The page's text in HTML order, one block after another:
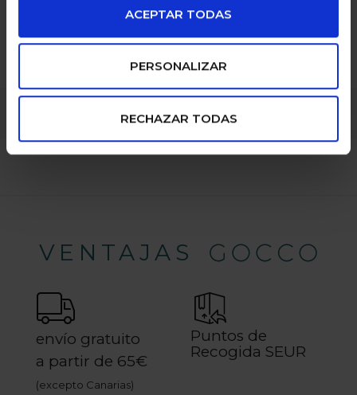
ACEPTAR TODAS
PERSONALIZAR
RECHAZAR TODAS
VENTAJAS
envío gratuito
a partir de 65€
(excepto Canarias)
Puntos de
Recogida SEUR